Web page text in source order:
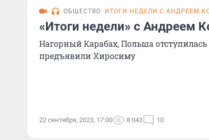
ОБЩЕСТВО ИТОГИ НЕДЕЛИ С АНДРЕЕМ
«Итоги недели» с Андреем
Нагорный Карабах, Польша
предъявили Хиросиму
22 сентября, 2023, 17:00 8 043 10